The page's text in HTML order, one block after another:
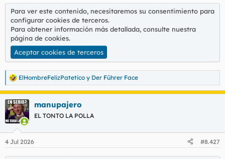
e
m
a
Para ver este contenido, necesitaremos su consentimiento para
configurar cookies de terceros.
Para obtener información más detallada, consulte nuestra
página de cookies.
Aceptar cookies de terceros
R
e
a
c
c
i
e
ElHombreFelizPatetico y Der Führer Face
manupajero
EL TONTO LA POLLA
4 Jul 2026 #8.427